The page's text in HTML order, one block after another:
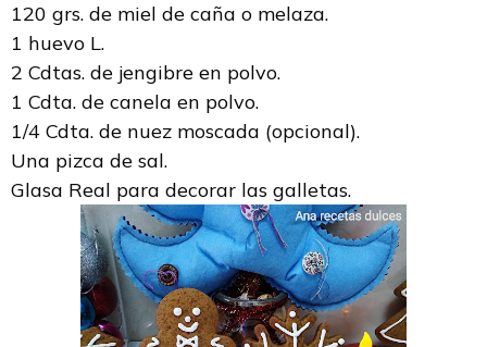
120 grs. de miel de caña o melaza.
1 huevo L.
2 Cdtas. de jengibre en polvo.
1 Cdta. de canela en polvo.
1/4 Cdta. de nuez moscada (opcional).
Una pizca de sal.
Glasa Real para decorar las galletas.